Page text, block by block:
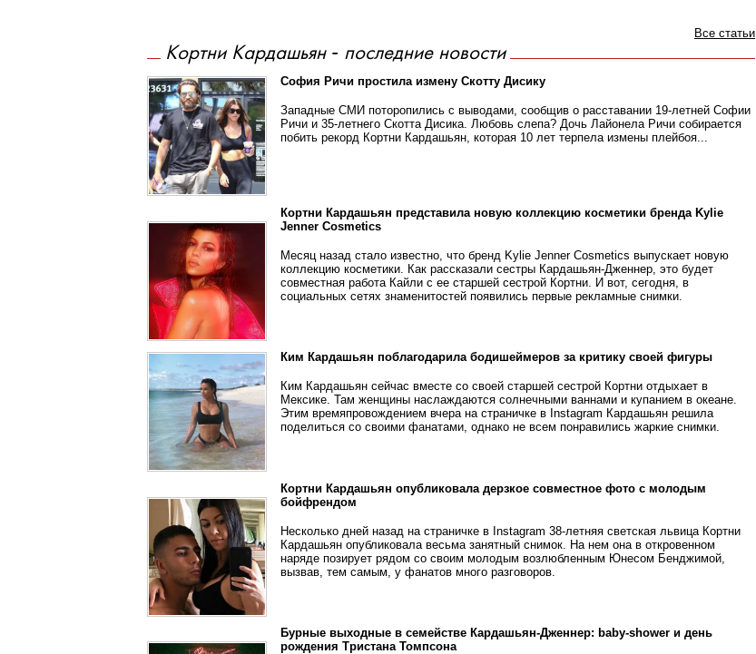
Все статьи
Кортни Кардашьян - последние новости
София Ричи простила измену Скотту Дисику
Западные СМИ поторопились с выводами, сообщив о расставании 19-летней Софии
Ричи и 35-летнего Скотта Дисика. Любовь слепа? Дочь Лайонела Ричи собирается
побить рекорд Кортни Кардашьян, которая 10 лет терпела измены плейбоя...
Кортни Кардашьян представила новую коллекцию косметики бренда Kylie
Jenner Cosmetics
Месяц назад стало известно, что бренд Kylie Jenner Cosmetics выпускает новую
коллекцию косметики. Как рассказали сестры Кардашьян-Дженнер, это будет
совместная работа Кайли с ее старшей сестрой Кортни. И вот, сегодня, в
социальных сетях знаменитостей появились первые рекламные снимки.
Ким Кардашьян поблагодарила бодишеймеров за критику своей фигуры
Ким Кардашьян сейчас вместе со своей старшей сестрой Кортни отдыхает в
Мексике. Там женщины наслаждаются солнечными ваннами и купанием в океане.
Этим времяпровождением вчера на страничке в Instagram Кардашьян решила
поделиться со своими фанатами, однако не всем понравились жаркие снимки.
Кортни Кардашьян опубликовала дерзкое совместное фото с молодым
бойфрендом
Несколько дней назад на страничке в Instagram 38-летняя светская львица Кортни
Кардашьян опубликовала весьма занятный снимок. На нем она в откровенном
наряде позирует рядом со своим молодым возлюбленным Юнесом Бенджимой,
вызвав, тем самым, у фанатов много разговоров.
Бурные выходные в семействе Кардашьян-Дженнер: baby-shower и день
рождения Тристана Томпсона